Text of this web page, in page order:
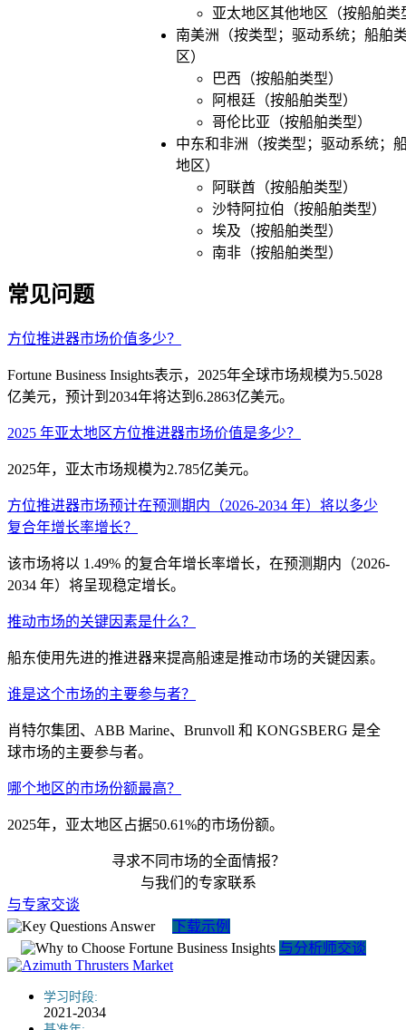
亚太地区其他地区（按船舶类
南美洲（按类型；驱动系统；船舶
区）
巴西（按船舶类型）
阿根廷（按船舶类型）
哥伦比亚（按船舶类型）
中东和非洲（按类型；驱动系统；
地区）
阿联酋（按船舶类型）
沙特阿拉伯（按船舶类型）
埃及（按船舶类型）
南非（按船舶类型）
常见问题
方位推进器市场价值多少？
Fortune Business Insights表示，2025年全球市场规模为5.5028
亿美元，预计到2034年将达到6.2863亿美元。
2025 年亚太地区方位推进器市场价值是多少？
2025年，亚太市场规模为2.785亿美元。
方位推进器市场预计在预测期内（2026-2034 年）将以多少
复合年增长率增长？
该市场将以 1.49% 的复合年增长率增长，在预测期内（2026-
2034 年）将呈现稳定增长。
推动市场的关键因素是什么？
船东使用先进的推进器来提高船速是推动市场的关键因素。
谁是这个市场的主要参与者？
肖特尔集团、ABB Marine、Brunvoll 和 KONGSBERG 是全
球市场的主要参与者。
哪个地区的市场份额最高？
2025年，亚太地区占据50.61%的市场份额。
寻求不同市场的全面情报？
与我们的专家联系
与专家交谈
下载示例
与分析师交谈
学习时段:
2021-2034